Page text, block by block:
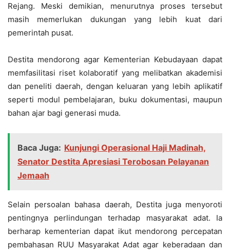
Rejang. Meski demikian, menurutnya proses tersebut
masih memerlukan dukungan yang lebih kuat dari
pemerintah pusat.
Destita mendorong agar Kementerian Kebudayaan dapat
memfasilitasi riset kolaboratif yang melibatkan akademisi
dan peneliti daerah, dengan keluaran yang lebih aplikatif
seperti modul pembelajaran, buku dokumentasi, maupun
bahan ajar bagi generasi muda.
Baca Juga: Kunjungi Operasional Haji Madinah,
Senator Destita Apresiasi Terobosan Pelayanan
Jemaah
Selain persoalan bahasa daerah, Destita juga menyoroti
pentingnya perlindungan terhadap masyarakat adat. Ia
berharap kementerian dapat ikut mendorong percepatan
pembahasan RUU Masyarakat Adat agar keberadaan dan